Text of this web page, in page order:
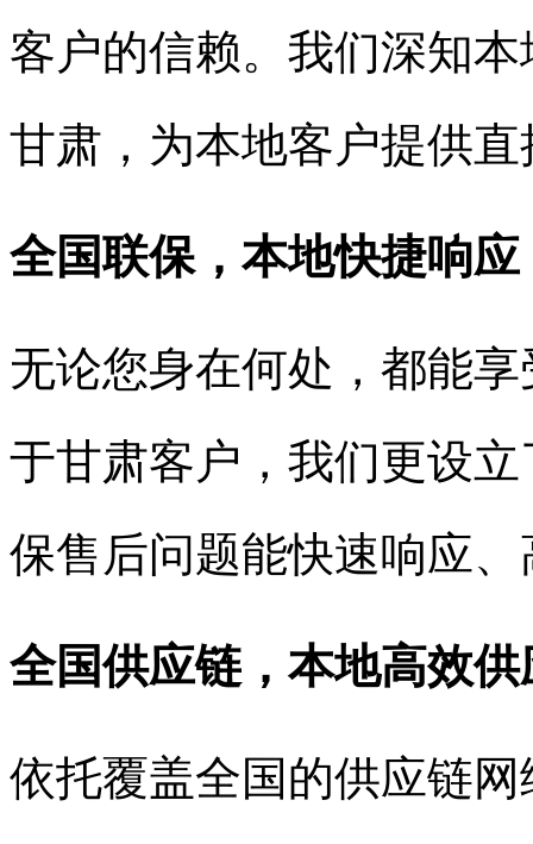
客户的信赖。我们深知
甘肃，为本地客户提供
全国联保，本地快捷响应
无论您身在何处，都能
于甘肃客户，我们更设
保售后问题能快速响应
全国供应链，本地高效供
依托覆盖全国的供应链